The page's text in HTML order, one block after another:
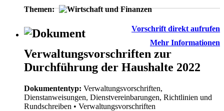
Themen:
Vorschrift direkt aufrufen
Mehr Informationen
Verwaltungsvorschriften zur
Durchführung der Haushalte 2022
Dokumententyp: Verwaltungsvorschriften,
Dienstanweisungen, Dienstvereinbarungen, Richtlinien und
Rundschreiben • Verwaltungsvorschriften